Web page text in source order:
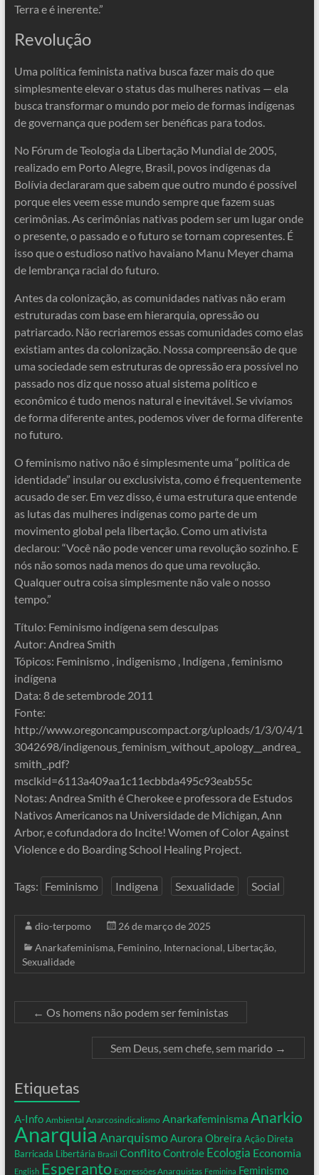
Terra e é inerente.”
Revolução
Uma política feminista nativa busca fazer mais do que
simplesmente elevar o status das mulheres nativas — ela
busca transformar o mundo por meio de formas indígenas
de governança que podem ser benéficas para todos.
No Fórum de Teologia da Libertação Mundial de 2005,
realizado em Porto Alegre, Brasil, povos indígenas da
Bolívia declararam que sabem que outro mundo é possível
porque eles veem esse mundo sempre que fazem suas
cerimônias. As cerimônias nativas podem ser um lugar onde
o presente, o passado e o futuro se tornam copresentes. É
isso que o estudioso nativo havaiano Manu Meyer chama
de lembrança racial do futuro.
Antes da colonização, as comunidades nativas não eram
estruturadas com base em hierarquia, opressão ou
patriarcado. Não recriaremos essas comunidades como elas
existiam antes da colonização. Nossa compreensão de que
uma sociedade sem estruturas de opressão era possível no
passado nos diz que nosso atual sistema político e
econômico é tudo menos natural e inevitável. Se vivíamos
de forma diferente antes, podemos viver de forma diferente
no futuro.
O feminismo nativo não é simplesmente uma “política de
identidade” insular ou exclusivista, como é frequentemente
acusado de ser. Em vez disso, é uma estrutura que entende
as lutas das mulheres indígenas como parte de um
movimento global pela libertação. Como um ativista
declarou: “Você não pode vencer uma revolução sozinho. E
nós não somos nada menos do que uma revolução.
Qualquer outra coisa simplesmente não vale o nosso
tempo.”
Título: Feminismo indígena sem desculpas
Autor: Andrea Smith
Tópicos: Feminismo , indigenismo , Indígena , feminismo
indígena
Data: 8 de setembrode 2011
Fonte:
http://www.oregoncampuscompact.org/uploads/1/3/0/4/1
3042698/indigenous_feminism_without_apology__andrea_
smith_.pdf?
msclkid=6113a409aa1c11ecbbda495c93eab55c
Notas: Andrea Smith é Cherokee e professora de Estudos
Nativos Americanos na Universidade de Michigan, Ann
Arbor, e cofundadora do Incite! Women of Color Against
Violence e do Boarding School Healing Project.
Tags: Feminismo Indigena Sexualidade Social
dio-terpomo
26 de março de 2025
Anarkafeminisma, Feminino, Internacional, Libertação,
Sexualidade
← Os homens não podem ser feministas
Sem Deus, sem chefe, sem marido →
Etiquetas
A-Info Ambiental Anarcosindicalismo Anarkafeminisma Anarkio
Anarquia Anarquismo Aurora Obreira Ação Direta
Barricada Libertária Brasil ConflitoControle Ecologia Economia
English Esperanto Expressões Anarquistas Feminina Feminismo